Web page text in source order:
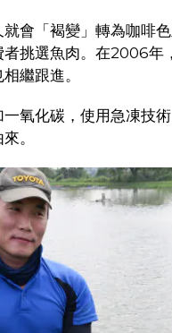
會「褐變」轉為咖啡
挑選魚肉。在2006
繼跟進。
一氧化碳，使用急凍技
。